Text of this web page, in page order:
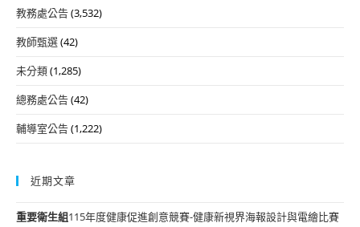
教務處公告(3,532)
教師甄選(42)
未分類(1,285)
總務處公告(42)
輔導室公告(1,222)
近期文章
重要衛生組115年度健康促進創意競賽-健康新視界海報設計與電繪比賽